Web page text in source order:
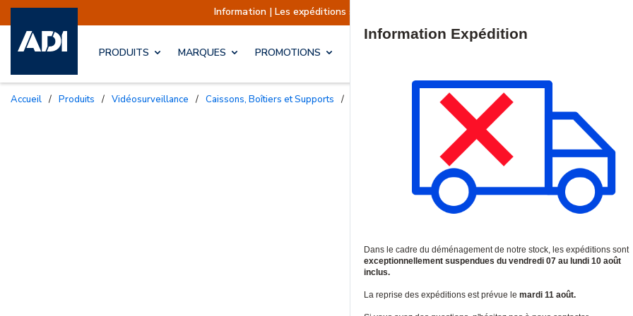
Information | Les expéditions sont actuellement suspendues Reprise prévue le
PRODUITS MARQUES PROMOTIONS
Accueil / Produits / Vidéosurveillance / Caissons, Boîtiers et Supports / Supports de moniteur